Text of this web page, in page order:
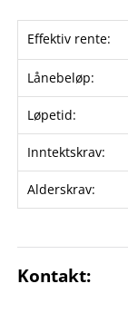
Effektiv rente:
Lånebeløp:
Løpetid:
Inntektskrav:
Alderskrav:
Kontakt: